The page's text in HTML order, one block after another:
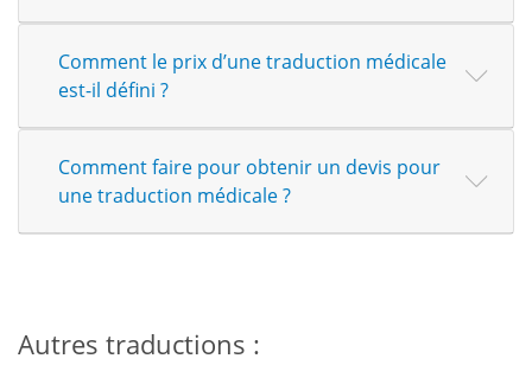
Comment le prix d’une traduction médicale
est-il défini ?
Comment faire pour obtenir un devis pour
une traduction médicale ?
Autres traductions :